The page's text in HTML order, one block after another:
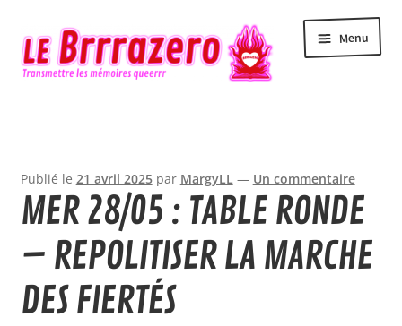
Aller
à
Aller
au
contenu
Menu
Actualité
Agenda
Publié le 21 avril 2025 par MargyLL — Un commentaire
MER 28/05 : TABLE RONDE
– REPOLITISER LA MARCHE
DES FIERTÉS